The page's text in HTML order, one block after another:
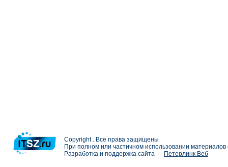
Copyright . Все права защищены
При полном или частичном использовании
Разработка и поддержка сайта — Петерлинк Веб